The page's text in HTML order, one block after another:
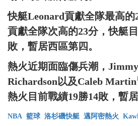
快艇Leonard貢獻全隊最高的
貢獻全隊次高的23分，快艇
敗，暫居西區第四。
熱火近期面臨傷兵潮，
Richardson以及Caleb Martin
熱火目前戰績19勝14敗，暫
NBA 籃球 洛杉磯快艇 邁阿密熱火